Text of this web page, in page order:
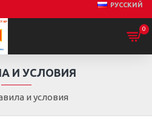
РУССКИЙ
0
и условия
И УСЛОВИЯ